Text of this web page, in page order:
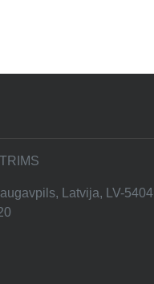
Latvija, LV-5404